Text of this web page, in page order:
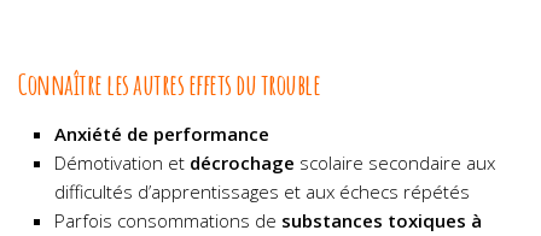
Connaître les autres effets du trouble
Anxiété de performance
Démotivation et décrochage scolaire secondaire aux
difficultés d’apprentissages et aux échecs répétés
Parfois consommations de substances toxiques à